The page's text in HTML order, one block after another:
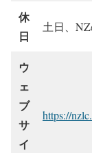
休
日
土日、
ウ
ェ
ブ
サ
イ
https://